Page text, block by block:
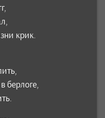
крик.
берлоге,